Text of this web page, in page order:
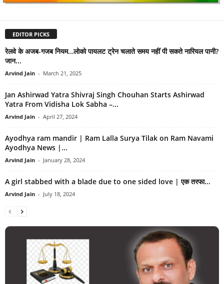
EDITOR PICKS
रेलवे के अजब-गजब नियम…लोको पायलट ट्रेन चलाते समय नहीं पी सकते नारियल पानी?
जान...
Arvind Jain - March 21, 2025
Jan Ashirwad Yatra Shivraj Singh Chouhan Starts Ashirwad
Yatra From Vidisha Lok Sabha –...
Arvind Jain - April 27, 2024
Ayodhya ram mandir | Ram Lalla Surya Tilak on Ram Navami
Ayodhya News |...
Arvind Jain - January 28, 2024
A girl stabbed with a blade due to one sided love | एक तरफा...
Arvind Jain - July 18, 2024